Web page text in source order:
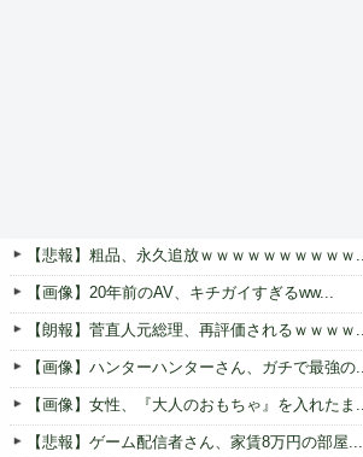
【悲報】粗品、永久追放ｗｗｗｗｗｗｗｗｗｗ...
【画像】20年前のAV、キチガイすぎるww...
【朗報】菅直人元総理、再評価されるｗｗｗｗ...
【画像】ハンターハンターさん、ガチで最強の...
【画像】女性、『大人のおもちゃ』を入れたま...
【悲報】ゲーム配信者さん、家賃8万円の部屋...